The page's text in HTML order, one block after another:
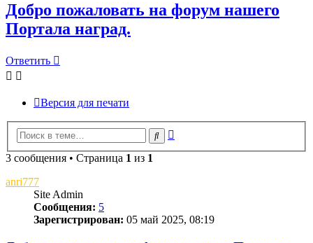
Добро пожаловать на форум нашего
Портала наград.
Ответить
Версия для печати
Поиск
3 сообщения • Страница 1 из 1
anri777
Site Admin
Сообщения: 5
Зарегистрирован: 05 май 2025, 08:19